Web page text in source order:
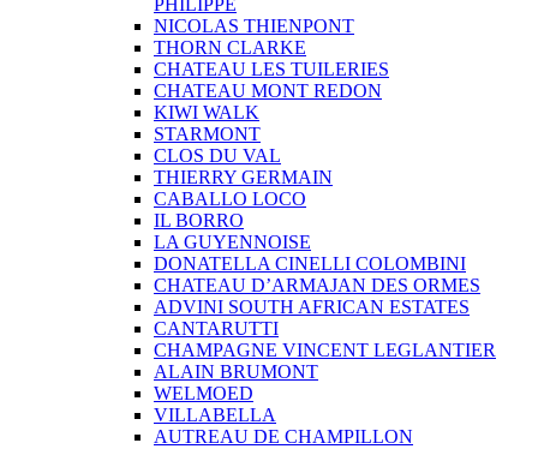
PHILIPPE
NICOLAS THIENPONT
THORN CLARKE
CHATEAU LES TUILERIES
CHATEAU MONT REDON
KIWI WALK
STARMONT
CLOS DU VAL
THIERRY GERMAIN
CABALLO LOCO
IL BORRO
LA GUYENNOISE
DONATELLA CINELLI COLOMBINI
CHATEAU D’ARMAJAN DES ORMES
ADVINI SOUTH AFRICAN ESTATES
CANTARUTTI
CHAMPAGNE VINCENT LEGLANTIER
ALAIN BRUMONT
WELMOED
VILLABELLA
AUTREAU DE CHAMPILLON